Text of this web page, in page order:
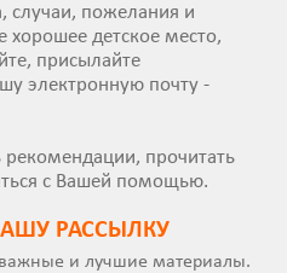
случаи, пожелания и
хорошее детское место,
присылайте
электронную почту -
прочитать
с Вашей помощью.
РАССЫЛКУ
и лучшие материалы.